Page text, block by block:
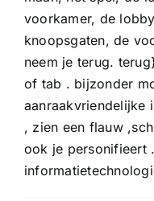
voorkamer, de
knoopsgaten, de
neem je terug.
of tab . bijzonder
aanraakvriendelijke
, zien een flauw
ook je personifieert